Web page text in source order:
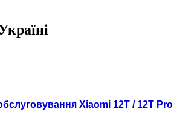
Xiaomi 12T / 12T Pro